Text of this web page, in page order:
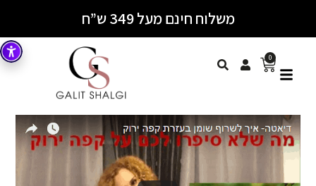
משלוח חינם מעל 349 ש”ח
0